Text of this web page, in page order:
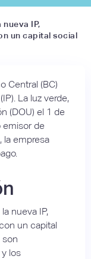
IP,
un capital social
Central (BC)
La luz verde,
(DOU) el 1 de
emisor de
la empresa
nueva IP,
un capital
son
los